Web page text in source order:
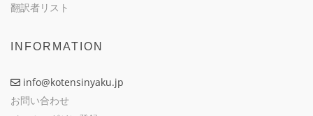
翻訳者リスト
INFORMATION
info@kotensinyaku.jp
お問い合わせ